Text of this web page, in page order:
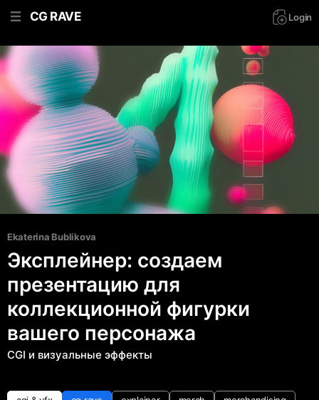
CG RAVE Login
Ekaterina Bublikova
Эксплейнер: создаем
презентацию для
коллекционной фигурки
вашего персонажа
CGI и визуальные эффекты